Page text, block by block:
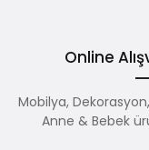
Online
Mobilya,
Anne & Bebek